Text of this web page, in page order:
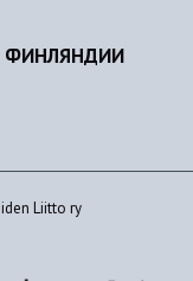
ФИНЛЯНДИИ
Liitto ry